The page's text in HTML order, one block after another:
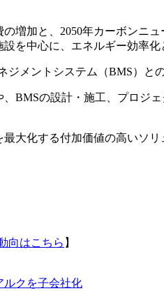
増加と、2050年カーボンニ
を中心に、エネルギー効率
ジメントシステム（BMS）と
BMSの設計・施工、プロジ
大化する付加価値の高いソ
向はこちら 】
ルクを子会社化